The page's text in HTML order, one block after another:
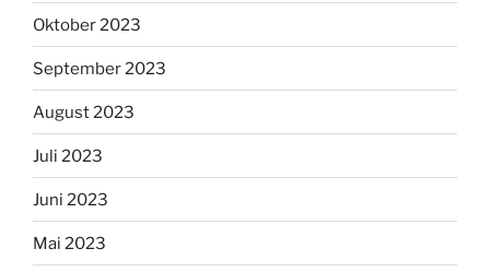
Oktober 2023
September 2023
August 2023
Juli 2023
Juni 2023
Mai 2023